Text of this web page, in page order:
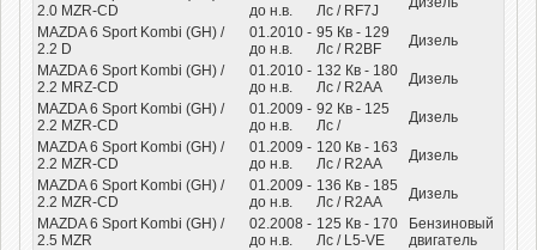
2.0 MZR-CD
до н.в.
Лс / RF7J
MAZDA 6 Sport Kombi (GH) /
2.2 D
01.2010 -
до н.в.
95 Кв - 129
Лс / R2BF
Дизель
MAZDA 6 Sport Kombi (GH) /
2.2 MRZ-CD
01.2010 -
до н.в.
132 Кв - 180
Лс / R2AA
Дизель
MAZDA 6 Sport Kombi (GH) /
2.2 MZR-CD
01.2009 -
до н.в.
92 Кв - 125
Лс /
Дизель
MAZDA 6 Sport Kombi (GH) /
2.2 MZR-CD
01.2009 -
до н.в.
120 Кв - 163
Лс / R2AA
Дизель
MAZDA 6 Sport Kombi (GH) /
2.2 MZR-CD
01.2009 -
до н.в.
136 Кв - 185
Лс / R2AA
Дизель
MAZDA 6 Sport Kombi (GH) /
2.5 MZR
02.2008 -
до н.в.
125 Кв - 170
Лс / L5-VE
Бензиновый
двигатель